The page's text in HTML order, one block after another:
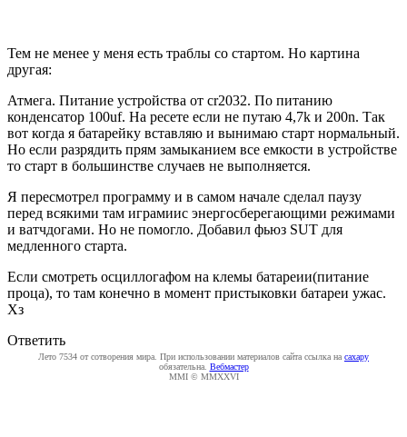
Тем не менее у меня есть траблы со стартом. Но картина
другая:
Атмега. Питание устройства от cr2032. По питанию
конденсатор 100uf. На ресете если не путаю 4,7k и 200n. Так
вот когда я батарейку вставляю и вынимаю старт нормальный.
Но если разрядить прям замыканием все емкости в устройстве
то старт в большинстве случаев не выполняется.
Я пересмотрел программу и в самом начале сделал паузу
перед всякими там играмиис энергосберегающими режимами
и ватчдогами. Но не помогло. Добавил фьюз SUT для
медленного старта.
Если смотреть осциллогафом на клемы батареии(питание
проца), то там конечно в момент пристыковки батареи ужас.
Хз
Ответить
Лето 7534 от сотворения мира. При использовании материалов сайта ссылка на caxapу
обязательна. Вебмастер
MMI © MMXXVI